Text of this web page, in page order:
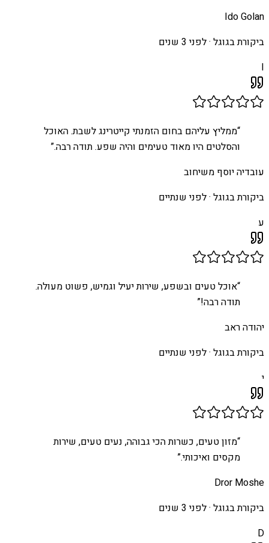
Ido Golan
ביקורת בגוגל ·לפני 3 שנים
I
“ממליץ עליהם בחום הזמנתי קייטרינג לשבת. האוכל
והסלטים היו מאוד טעימים והיה שפע. תודה רבה.”
עובדיה יוסף משיחוב
ביקורת בגוגל ·לפני שנתיים
ע
“אוכל טעים ובשפע, שירות יעיל וגמיש, פשוט מעולה.
תודה רבה!”
יהודה ראב
ביקורת בגוגל ·לפני שנתיים
י
“מזון טעים, כשרות הכי גבוהה, נעים טעים, שירות
מקסים ואיכותי.”
Dror Moshe
ביקורת בגוגל ·לפני 3 שנים
D